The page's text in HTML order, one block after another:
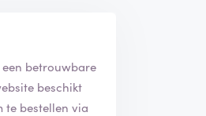
betrouwbare
beschikt
te bestellen via